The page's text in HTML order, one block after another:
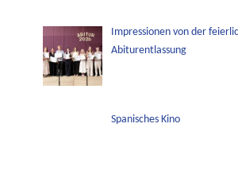
Impressionen von der
Abiturentlassung
Spanisches Kino